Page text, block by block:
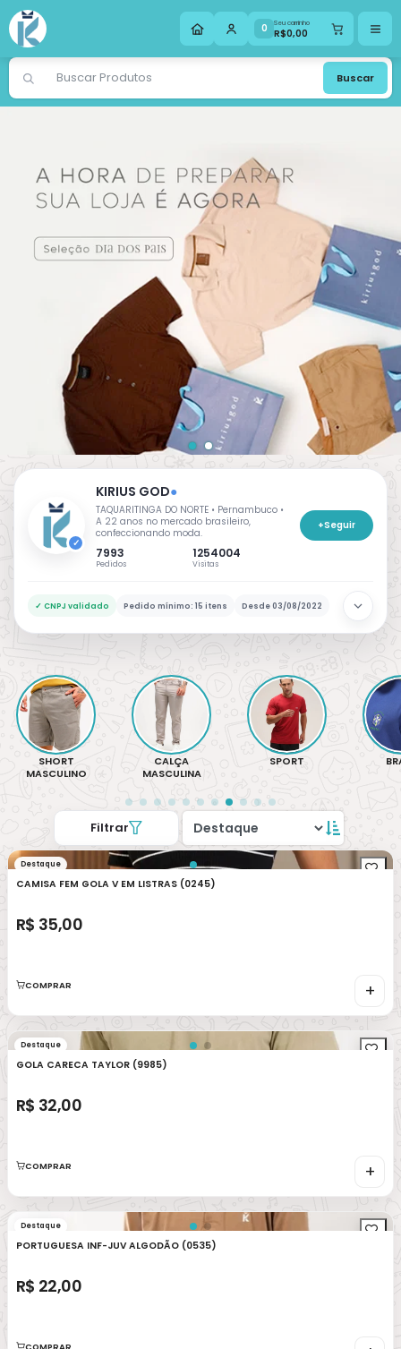
0 Seu carrinho
R$0,00
Buscar
✓
KIRIUS GOD●
TAQUARITINGA DO NORTE • Pernambuco •
A 22 anos no mercado brasileiro,
confeccionando moda.
7993
Pedidos
1254004
Visitas
+Seguir
✓ CNPJ validado Pedido mínimo: 15 itens Desde 03/08/2022
ENDEREÇO
RODOVIA PE 130, TAQUARITINGA DO NORTE,
Pernambuco, 55790-000
kirius-
modamasculina@hot
mail.com
CNPJ
Instagram
CALÇA
MASCULINA
SPORT BRASIL
Filtrar
Destaque
CAMISA FEM GOLA V EM LISTRAS (0245)
R$ 35,00
COMPRAR +
Destaque
GOLA CARECA TAYLOR (9985)
R$ 32,00
COMPRAR +
Destaque
PORTUGUESA INF-JUV ALGODÃO (0535)
R$ 22,00
COMPRAR
BERMUDA ALFAIATARIA (0468).
Pedido de R$ 379,90